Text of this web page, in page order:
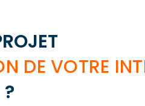
DE VOTRE
?